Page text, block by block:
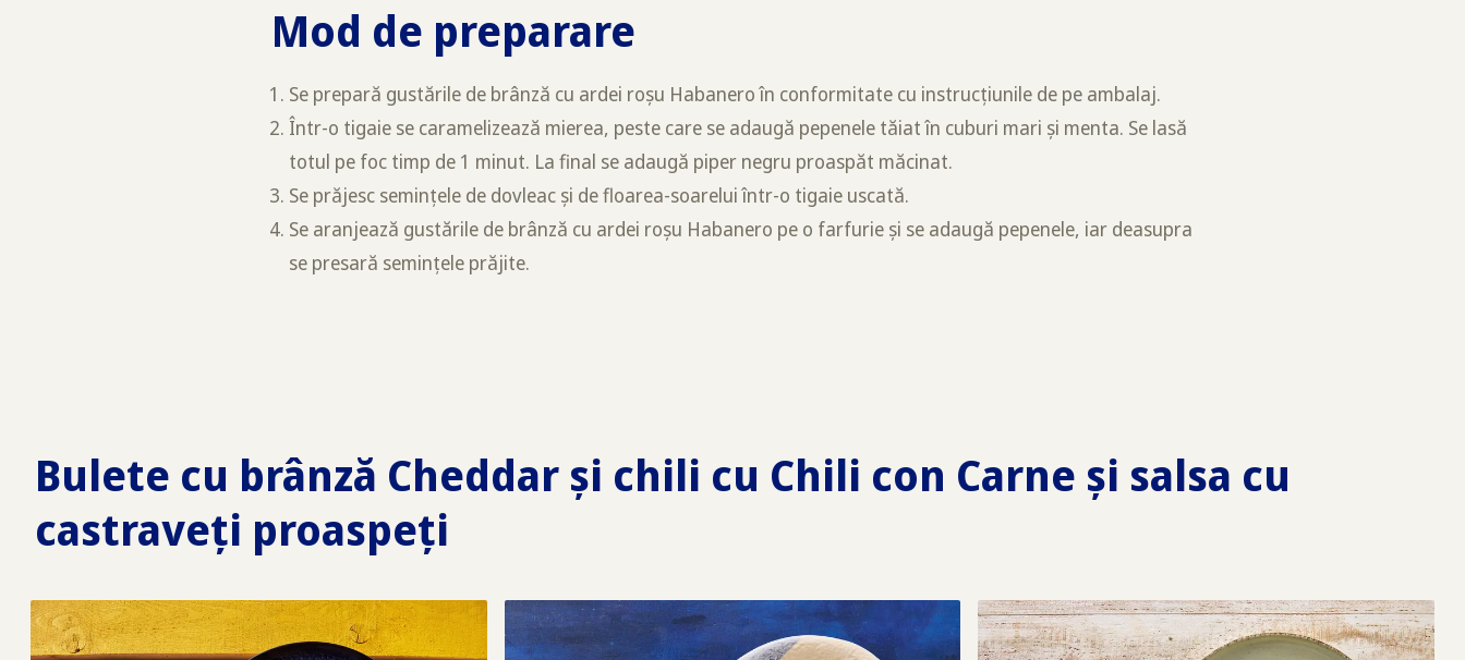
Mod de preparare
Se prepară gustările de brânză cu ardei roșu Habanero în conformitate cu instrucțiunile de pe ambalaj.
Într-o tigaie se caramelizează mierea, peste care se adaugă pepenele tăiat în cuburi mari și menta. Se lasă
totul pe foc timp de 1 minut. La final se adaugă piper negru proaspăt măcinat.
Se prăjesc semințele de dovleac și de floarea-soarelui într-o tigaie uscată.
Se aranjează gustările de brânză cu ardei roșu Habanero pe o farfurie și se adaugă pepenele, iar deasupra
se presară semințele prăjite.
Bulete cu brânză Cheddar și chili cu Chili con Carne și salsa cu
castraveți proaspeți